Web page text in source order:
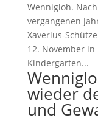
Wennigloh.
vergangenen
Xaverius-
12. November
Kindergarten...
wieder
und